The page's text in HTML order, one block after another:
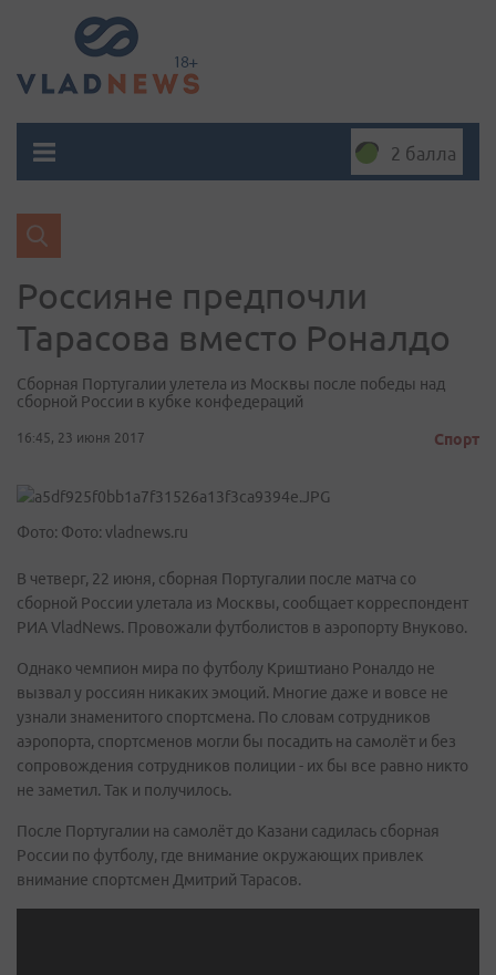
2 балла
​Россияне предпочли
Тарасова вместо Роналдо
Сборная Португалии улетела из Москвы после победы над
сборной России в кубке конфедераций
16:45, 23 июня 2017 Спорт
Фото: Фото: vladnews.ru
В четверг, 22 июня, сборная Португалии после матча со
сборной России улетала из Москвы, сообщает корреспондент
РИА VladNews. Провожали футболистов в аэропорту Внуково.
Однако чемпион мира по футболу Криштиано Роналдо не
вызвал у россиян никаких эмоций. Многие даже и вовсе не
узнали знаменитого спортсмена. По словам сотрудников
аэропорта, спортсменов могли бы посадить на самолёт и без
сопровождения сотрудников полиции - их бы все равно никто
не заметил. Так и получилось.
После Португалии на самолёт до Казани садилась сборная
России по футболу, где внимание окружающих привлек
внимание спортсмен Дмитрий Тарасов.